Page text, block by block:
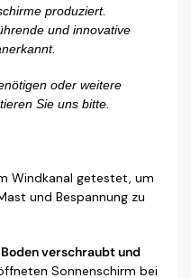
produziert.
und innovative
oder weitere
Sie uns bitte.
Windkanal getestet, um
und Bespannung zu
verschraubt und
Sonnenschirm bei